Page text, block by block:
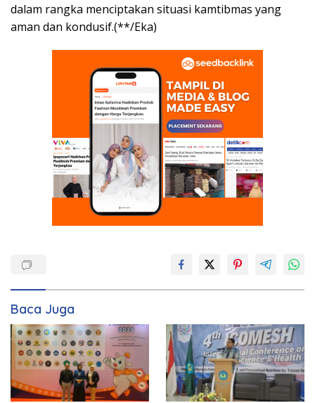
dalam rangka menciptakan situasi kamtibmas yang
aman dan kondusif.(**/Eka)
Baca Juga